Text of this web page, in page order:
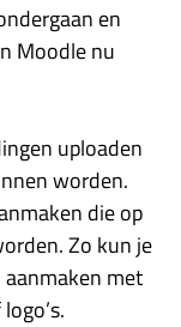
en
Moodle nu
uploaden
worden.
die op
Zo kun je
met